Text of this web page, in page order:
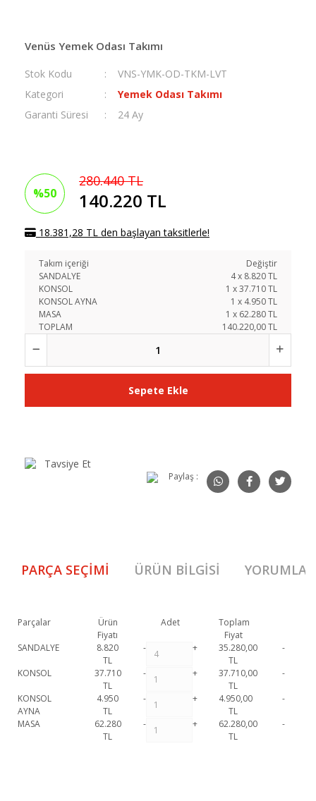
Venüs Yemek Odası Takımı
Stok Kodu
VNS-YMK-OD-TKM-LVT
Kategori
Yemek Odası Takımı
Garanti Süresi
24 Ay
%50
280.440 TL
140.220 TL
18.381,28 TL den başlayan taksitlerle!
Takım içeriği
Değiştir
SANDALYE
4x 8.820TL
KONSOL
1 x37.710TL
KONSOL AYNA
1 x 4.950TL
MASA
1 x 62.280TL
TOPLAM
140.220,00 TL
Sepete Ekle
Tavsiye Et
Paylaş :
PARÇA SEÇIMI ÜRÜN BILGISI YORUMLAR
Parçalar
Ürün
Fiyatı
Adet
Toplam
Fiyat
SANDALYE
8.820
TL
- +
35.280,00
TL
-
KONSOL
37.710
TL
- +
37.710,00
TL
-
KONSOL
AYNA
4.950
TL
- +
4.950,00
TL
-
MASA
62.280
TL
- +
62.280,00
TL
-